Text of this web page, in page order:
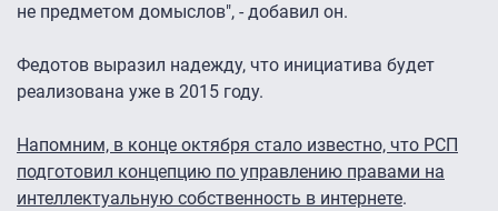
не предметом домыслов", - добавил он.
Федотов выразил надежду, что инициатива будет
реализована уже в 2015 году.
Напомним, в конце октября стало известно, что РСП
подготовил концепцию по управлению правами на
интеллектуальную собственность в интернете.